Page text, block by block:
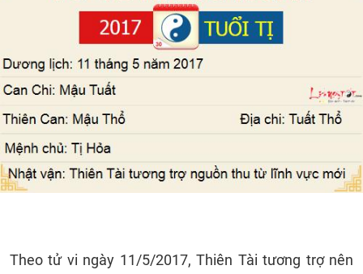
Theo tử vi ngày 11/5/2017, Thiên Tài tương trợ nên